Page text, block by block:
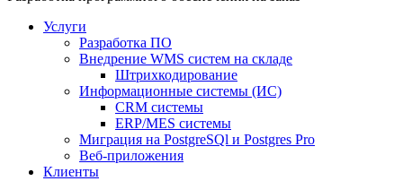
Услуги
Разработка ПО
Внедрение WMS систем на складе
Штрихкодирование
Информационные системы (ИС)
CRM системы
ERP/MES системы
Миграция на PostgreSQl и Postgres Pro
Веб-приложения
Клиенты